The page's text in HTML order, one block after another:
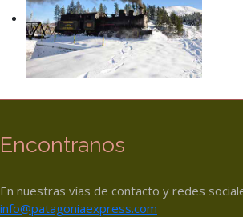
Encontranos
En nuestras vías de contacto y redes
info@patagoniaexpress.com